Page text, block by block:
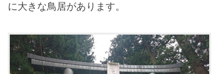
に大きな鳥居があります。